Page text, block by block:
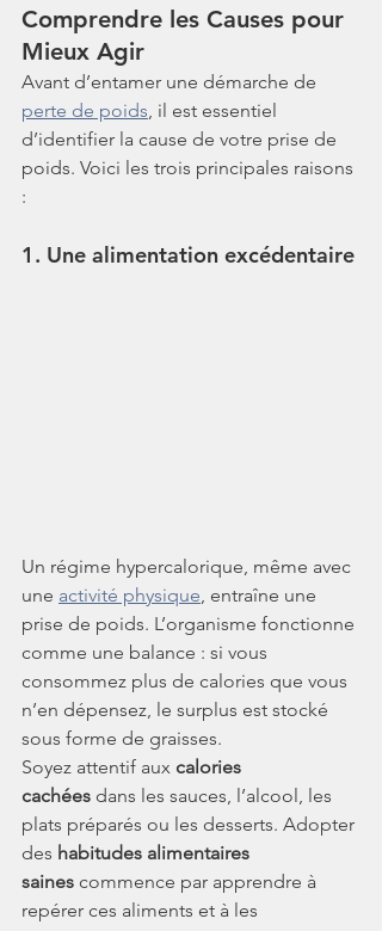
Comprendre les Causes pour
Mieux Agir
Avant d’entamer une démarche de
perte de poids , il est essentiel
d’identifier la cause de votre prise de
poids. Voici les trois principales raisons
:
1. Une alimentation excédentaire
Un régime hypercalorique, même avec
une activité physique, entraîne une
prise de poids. L’organisme fonctionne
comme une balance : si vous
consommez plus de calories que vous
n’en dépensez, le surplus est stocké
sous forme de graisses.
Soyez attentif aux calories
cachées dans les sauces, l’alcool, les
plats préparés ou les desserts. Adopter
des habitudes alimentaires
saines commence par apprendre à
repérer ces aliments et à les